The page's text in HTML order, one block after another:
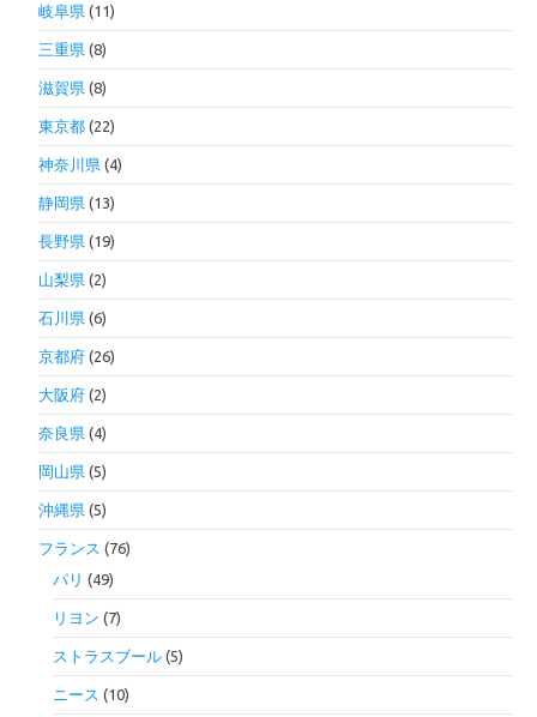
岐阜県 (11)
三重県 (8)
滋賀県 (8)
東京都 (22)
神奈川県 (4)
静岡県 (13)
長野県 (19)
山梨県 (2)
石川県 (6)
京都府 (26)
大阪府 (2)
奈良県 (4)
岡山県 (5)
沖縄県 (5)
フランス (76)
パリ (49)
リヨン (7)
ストラスブール (5)
ニース (10)